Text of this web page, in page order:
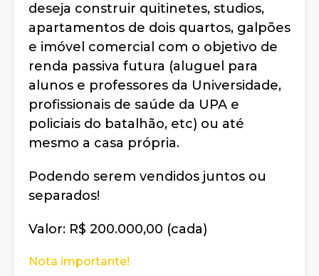
deseja construir quitinetes, studios,
apartamentos de dois quartos, galpões
e imóvel comercial com o objetivo de
renda passiva futura (aluguel para
alunos e professores da Universidade,
profissionais de saúde da UPA e
policiais do batalhão, etc) ou até
mesmo a casa própria.
Podendo serem vendidos juntos ou
separados!
Valor: R$ 200.000,00 (cada)
Nota importante!